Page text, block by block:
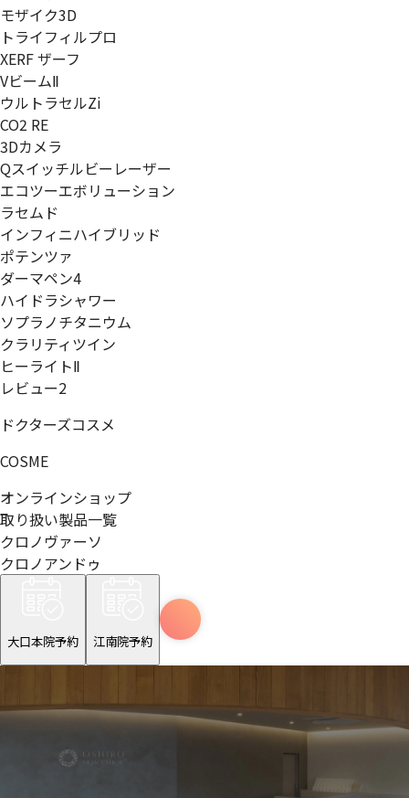
モザイク3D
トライフィルプロ
XERF ザーフ
VビームⅡ
ウルトラセルZi
CO2 RE
3Dカメラ
Qスイッチルビーレーザー
エコツーエボリューション
ラセムド
インフィニハイブリッド
ポテンツァ
ダーマペン4
ハイドラシャワー
ソプラノチタニウム
クラリティツイン
ヒーライトⅡ
レビュー2
ドクターズコスメ
COSME
オンラインショップ
取り扱い製品一覧
クロノヴァーソ
クロノアンドゥ
大口本院予約 江南院予約